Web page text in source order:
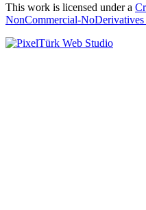
This work is licensed under a
NonCommercial-